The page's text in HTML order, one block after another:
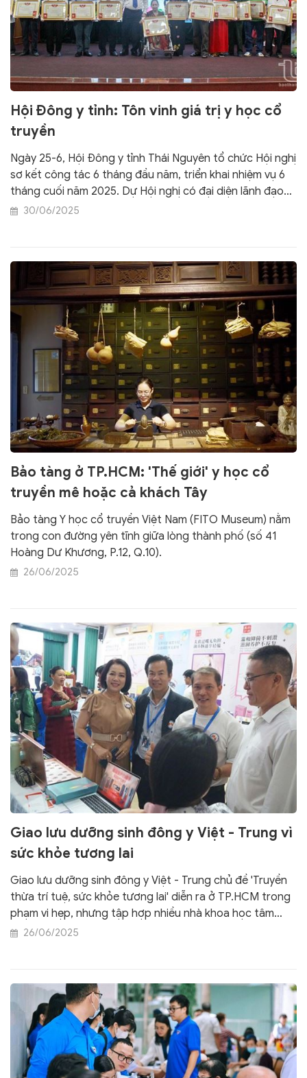
Hội Đông y tỉnh: Tôn vinh giá trị y học cổ
truyền
Ngày 25-6, Hội Đông y tỉnh Thái Nguyên tổ chức Hội nghị
sơ kết công tác 6 tháng đầu năm, triển khai nhiệm vụ 6
tháng cuối năm 2025. Dự Hội nghị có đại diện lãnh đạo
Hội Đông y Việt Nam; một số sở, ngành liên quan, các
30/06/2025
Bảo tàng ở TP.HCM: 'Thế giới' y học cổ
truyền mê hoặc cả khách Tây
Bảo tàng Y học cổ truyền Việt Nam (FITO Museum) nằm
trong con đường yên tĩnh giữa lòng thành phố (số 41
Hoàng Dư Khương, P.12, Q.10).
26/06/2025
Giao lưu dưỡng sinh đông y Việt - Trung vì
sức khỏe tương lai
Giao lưu dưỡng sinh đông y Việt - Trung chủ đề 'Truyền
thừa trí tuệ, sức khỏe tương lai' diễn ra ở TP.HCM trong
phạm vi hẹp, nhưng tập hợp nhiều nhà khoa học tâm
huyết và thông điệp từ đây cũng thu hút mạnh mẽ sự
26/06/2025